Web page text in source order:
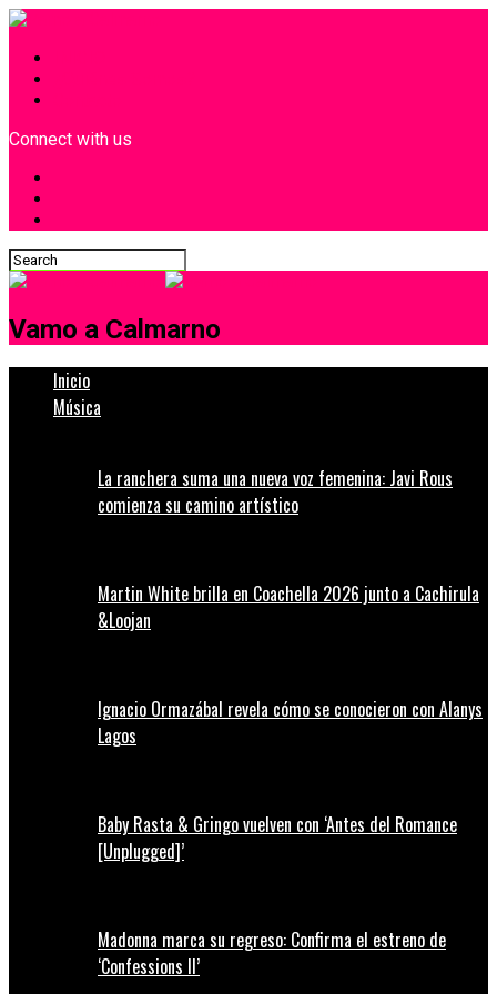
Connect with us
Vamo a Calmarno
Inicio
Música
La ranchera suma una nueva voz femenina: Javi Rous
comienza su camino artístico
Martin White brilla en Coachella 2026 junto a Cachirula
&Loojan
Ignacio Ormazábal revela cómo se conocieron con Alanys
Lagos
Baby Rasta & Gringo vuelven con ‘Antes del Romance
[Unplugged]’
Madonna marca su regreso: Confirma el estreno de
‘Confessions II’